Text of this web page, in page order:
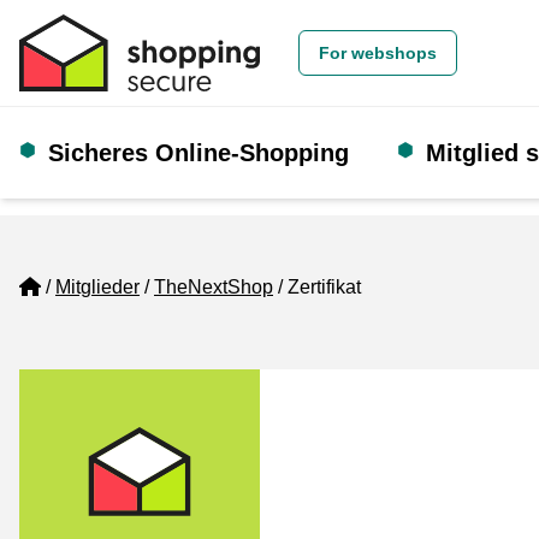
For webshops
Sicheres Online-Shopping Mitglied
Home
Mitglieder TheNextShop Zertifikat